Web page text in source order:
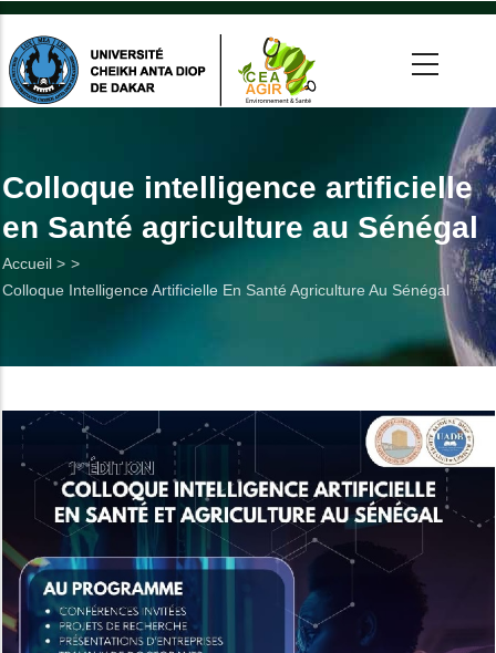
Aller
contenu
principal
Colloque intelligence artificielle
en Santé agriculture au Sénégal
Fil
d'Ariane
Accueil >
Colloque Intelligence Artificielle En Santé Agriculture Au Sénégal